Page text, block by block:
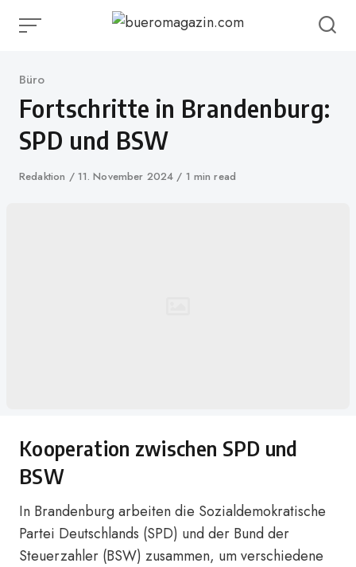
Category
Büro
Fortschritte in Brandenburg:
SPD und BSW
Author
Redaktion
Published
11. November 2024 1 min read
Kooperation zwischen SPD und
BSW
In Brandenburg arbeiten die Sozialdemokratische
Partei Deutschlands (SPD) und der Bund der
Steuerzahler (BSW) zusammen, um verschiedene